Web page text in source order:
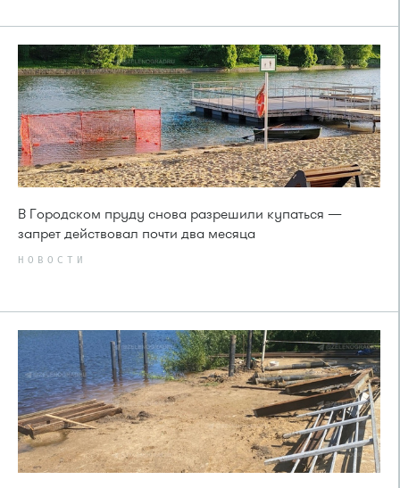
В Городском пруду снова разрешили купаться —
запрет действовал почти два месяца
НОВОСТИ